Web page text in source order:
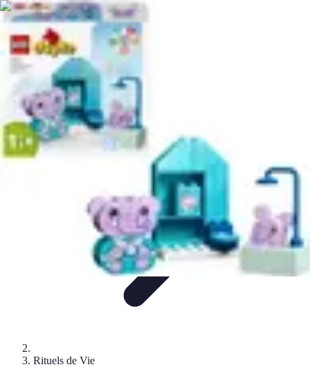
Rituels Coréens
Purification et Bien-êtreFamille et Relations
Succès Purification et Spiritualité
Rituels Coréens
Rituels de Vie